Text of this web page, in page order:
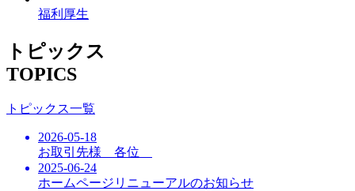
福利厚生
トピックス
TOPICS
トピックス一覧
2026-05-18
お取引先様 各位
2025-06-24
ホームページリニューアルのお知らせ